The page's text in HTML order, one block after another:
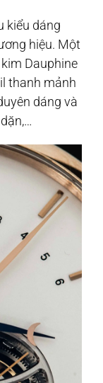
kiểu dáng
hiệu. Một
Dauphine
thanh mảnh
dáng và